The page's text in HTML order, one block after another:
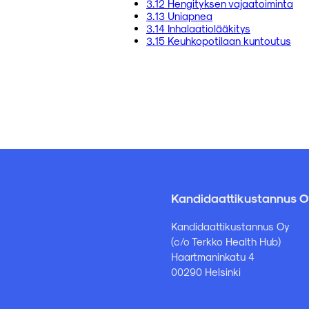
3.12 Hengityksen vajaatoiminta
3.13 Uniapnea
3.14 Inhalaatiolääkitys
3.15 Keuhkopotilaan kuntoutus
Kandidaattikustannus
Kandidaattikustannus Oy
(c/o Terkko Health Hub)
Haartmaninkatu 4
00290 Helsinki